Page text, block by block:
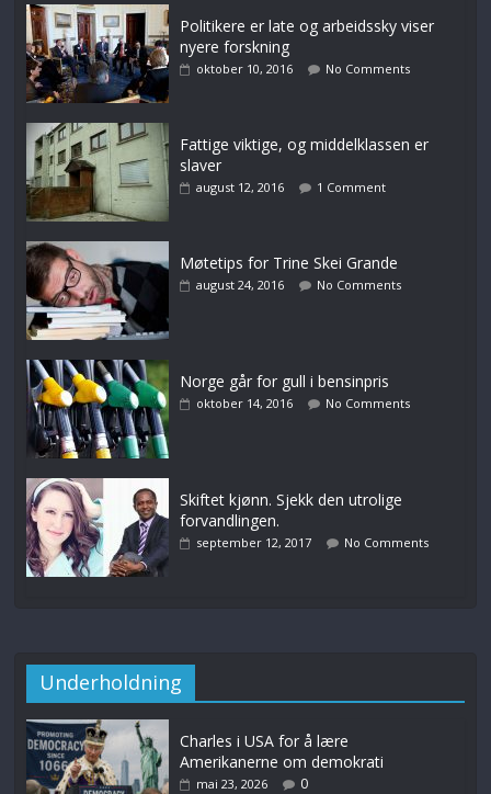
Politikere er late og arbeidssky viser
nyere forskning
oktober 10, 2016 No Comments
Fattige viktige, og middelklassen er
slaver
august 12, 2016 1 Comment
Møtetips for Trine Skei Grande
august 24, 2016 No Comments
Norge går for gull i bensinpris
oktober 14, 2016 No Comments
Skiftet kjønn. Sjekk den utrolige
forvandlingen.
september 12, 2017 No Comments
Underholdning
Charles i USA for å lære
Amerikanerne om demokrati
mai 23, 2026 0